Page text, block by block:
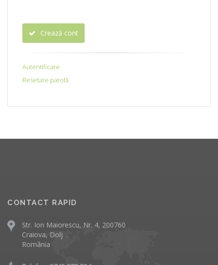
Crează cont
Autentificare
Resetare parolă
CONTACT RAPID
Str. Ion Maiorescu, Nr. 4, 200760
Craiova, Dolj
România